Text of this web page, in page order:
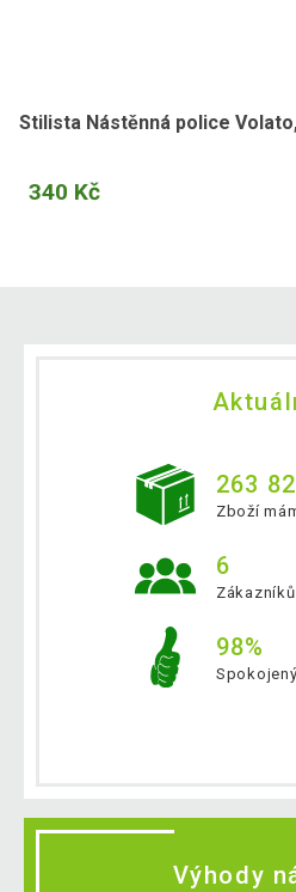
Stilista Nástěnná police
340 Kč
263
Zboží
6
98%
Výhody